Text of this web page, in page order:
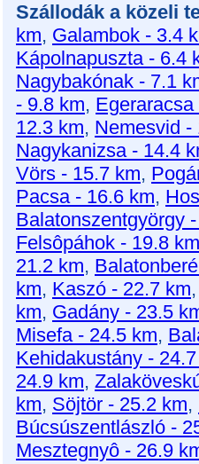
Szállodák a közeli
km, Galambok - 3.4
Kápolnapuszta - 6.4
Nagybakónak - 7.1
- 9.8 km,
12.3 km, Nemesvid -
Nagykanizsa - 14.4
Vörs - 15.7 km,
Pacsa - 16.6 km,
Balatonszentgyörgy
Felsôpáhok - 19.8 km
21.2 km,
km, Kaszó - 22.7 km,
km, Gadány - 23.5
Misefa - 24.5 km,
Kehidakustány -
24.9 km,
km, Söjtör - 25.2 km,
Búcsúszentlászló -
Mesztegnyô - 26.9